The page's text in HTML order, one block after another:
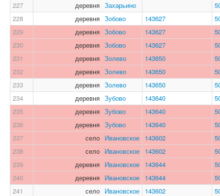
227
деревня Захарьино
228
деревня Зобово 143627
229
деревня Зобово 143627
230
деревня Зобово 143627
231
деревня Золево 143650
232
деревня Золево 143650
233
деревня Золево 143650
234
деревня Зубово 143640
235
деревня Зубово 143640
236
деревня Зубово 143640
237
село Ивановское 143602
238
село Ивановское 143602
239
деревня Ивановское 143644
240
деревня Ивановское 143644
241
село Ивановское 143602